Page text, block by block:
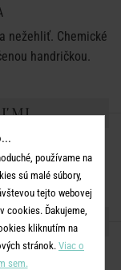
nežehliť. Chemické
handričkou.
používame na
sú malé súbory,
tejto webovej
cookies. Ďakujeme,
kliknutím na
stránok. Viac o
sem.